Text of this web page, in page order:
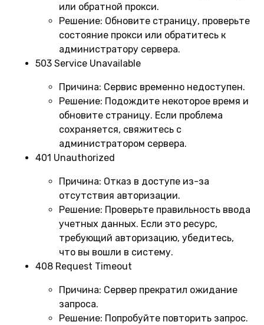
или обратной прокси.
Решение: Обновите страницу, проверьте
состояние прокси или обратитесь к
администратору сервера.
503 Service Unavailable
Причина: Сервис временно недоступен.
Решение: Подождите некоторое время и
обновите страницу. Если проблема
сохраняется, свяжитесь с
администратором сервера.
401 Unauthorized
Причина: Отказ в доступе из-за
отсутствия авторизации.
Решение: Проверьте правильность ввода
учетных данных. Если это ресурс,
требующий авторизацию, убедитесь,
что вы вошли в систему.
408 Request Timeout
Причина: Сервер прекратил ожидание
запроса.
Решение: Попробуйте повторить запрос.